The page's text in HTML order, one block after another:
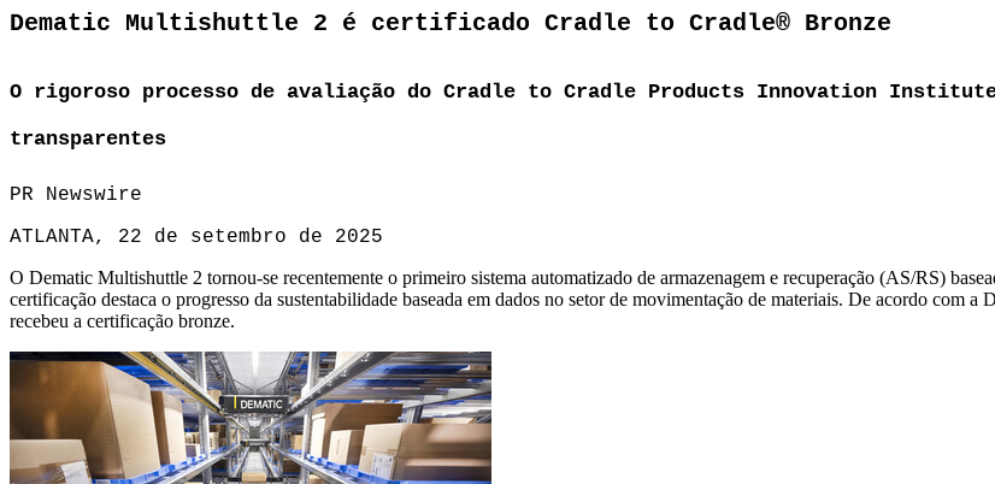
Dematic Multishuttle 2 é certificado Cradle to Cradle® Bronze
O rigoroso processo de avaliação do Cradle to Cradle Products Innovation
transparentes
PR Newswire
ATLANTA, 22 de setembro de 2025
O Dematic Multishuttle 2 tornou-se recentemente o primeiro sistema automatizado de armazenagem e recuperação (AS/RS)
certificação destaca o progresso da sustentabilidade baseada em dados no setor de movimentação de materiais. De acordo com
recebeu a certificação bronze.